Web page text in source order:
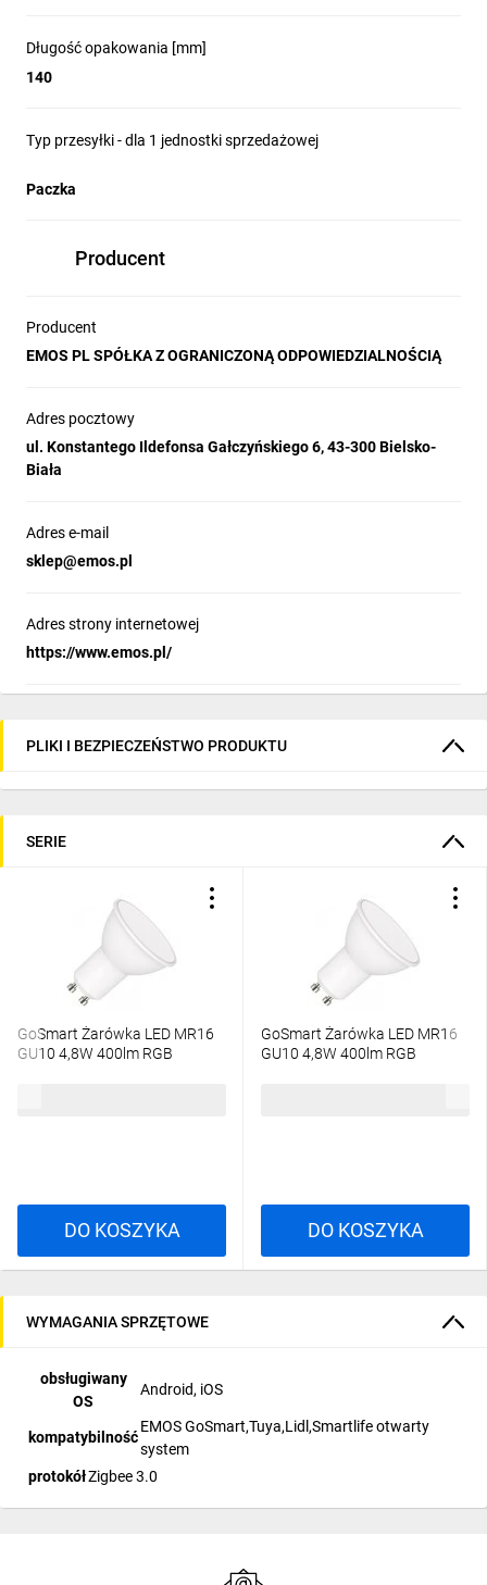
Długość opakowania [mm]
140
Typ przesyłki - dla 1 jednostki sprzedażowej
Paczka
Producent
Producent
EMOS PL SPÓŁKA Z OGRANICZONĄ ODPOWIEDZIALNOŚCIĄ
Adres pocztowy
ul. Konstantego Ildefonsa Gałczyńskiego 6, 43-300 Bielsko-
Biała
Adres e-mail
sklep@emos.pl
Adres strony internetowej
https://www.emos.pl/
PLIKI I BEZPIECZEŃSTWO PRODUKTU
SERIE
GoSmart Żarówka LED MR16
GU10 4,8W 400lm RGB
DO KOSZYKA
GoSmart Żarówka LED MR16
GU10 4,8W 400lm RGB
DO KOSZYKA
WYMAGANIA SPRZĘTOWE
obsługiwany
OS
Android, iOS
kompatybilność
EMOS GoSmart,Tuya,Lidl,Smartlife otwarty
system
protokółZigbee 3.0